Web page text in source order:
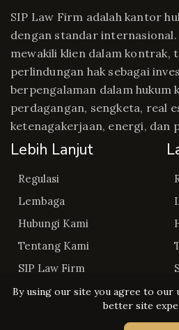
SIP Law Firm adalah kantor
dengan standar internasional.
mewakili klien dalam kontrak,
perlindungan hak sebagai
berpengalaman dalam hukum
perdagangan, sengketa, real
ketenagakerjaan, energi, dan
Lebih Lanjut
Regulasi
Lembaga
Hubungi Kami
Tentang Kami
SIP Law Firm
By using our site you agree to our
better site